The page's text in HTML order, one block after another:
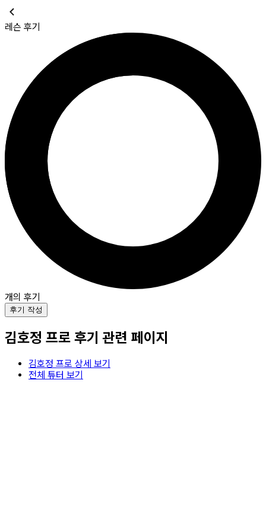
레슨 후기
개의 후기
후기 작성
김호정 프로 후기 관련 페이지
김호정 프로 상세 보기
전체 튜터 보기